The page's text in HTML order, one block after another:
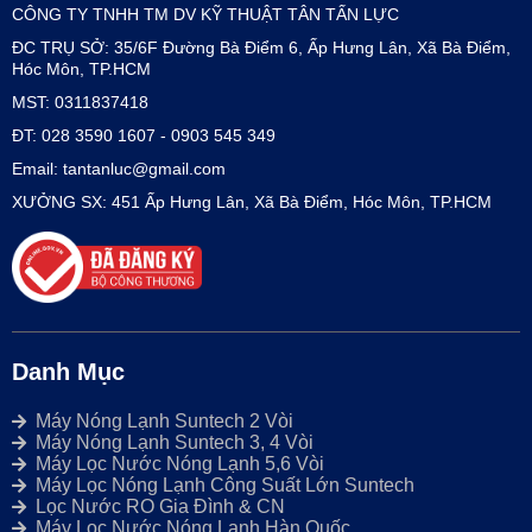
CÔNG TY TNHH TM DV KỸ THUẬT TÂN TẤN LỰC
ĐC TRỤ SỞ: 35/6F Đường Bà Điểm 6, Ấp Hưng Lân, Xã Bà Điểm,
Hóc Môn, TP.HCM
MST: 0311837418
ĐT: 028 3590 1607 - 0903 545 349
Email: tantanluc@gmail.com
XƯỞNG SX: 451 Ấp Hưng Lân, Xã Bà Điểm, Hóc Môn, TP.HCM
Danh Mục
Máy Nóng Lạnh Suntech 2 Vòi
Máy Nóng Lạnh Suntech 3, 4 Vòi
Máy Lọc Nước Nóng Lạnh 5,6 Vòi
Máy Lọc Nóng Lạnh Công Suất Lớn Suntech
Lọc Nước RO Gia Đình & CN
Máy Lọc Nước Nóng Lạnh Hàn Quốc